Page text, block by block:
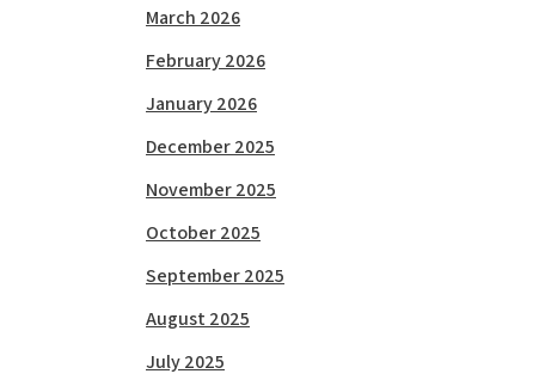
March 2026
February 2026
January 2026
December 2025
November 2025
October 2025
September 2025
August 2025
July 2025